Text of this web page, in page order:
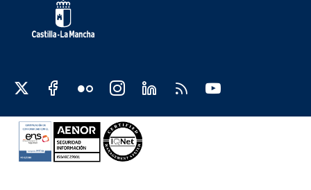
Redes sociales JCCM